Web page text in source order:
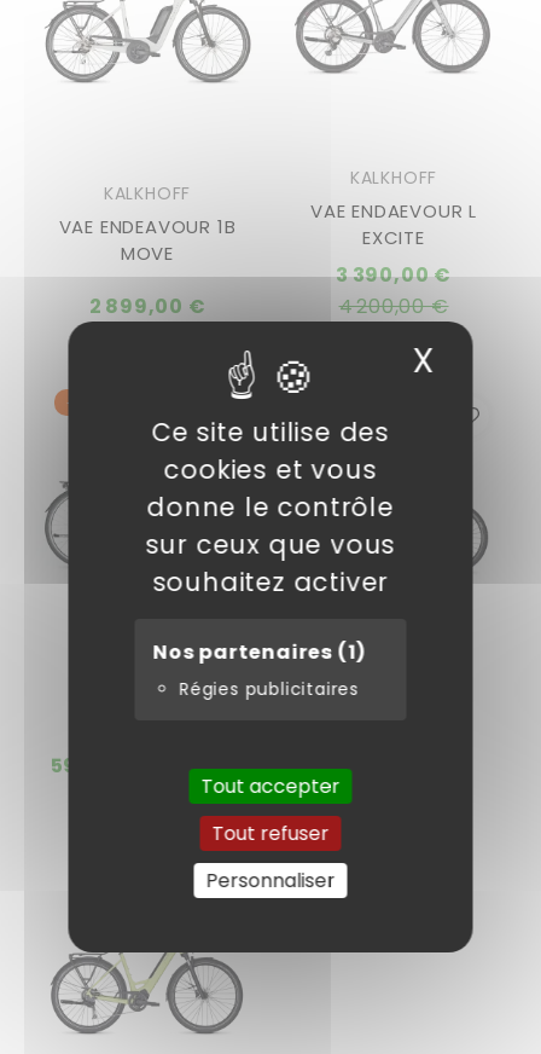
Ce site utilise des
cookies et vous
donne le contrôle
sur ceux que vous
souhaitez activer
Nos partenaires (1)
Régies publicitaires
Tout accepter
Tout refuser
Personnaliser
X
KALKHOFF
VAE ENDEAVOUR 1B
MOVE
2 899,00 €
KALKHOFF
VAE ENDAEVOUR L
EXCITE
3 390,00 €
4 200,00 €
-304,00 €
KALKHOFF
595,00 €
Prix
normal
899,00 €
KALKHOFF
VAE ENTICE L
2 999,00 €